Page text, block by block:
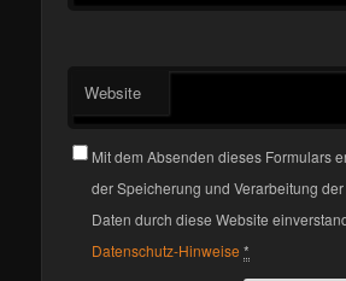
Website
Mit dem Absenden dieses Formulars
der Speicherung und Verarbeitung
Daten durch diese Website
Datenschutz-Hinweise *